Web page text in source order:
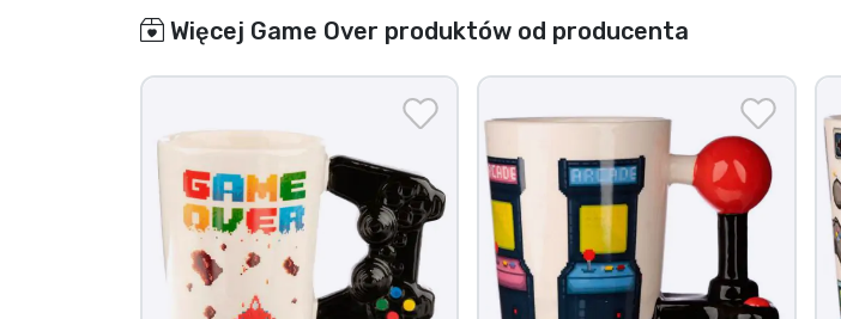
Więcej Game Over produktów od producenta